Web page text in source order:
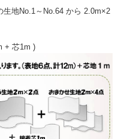
生地No.1～No.64 から 2.0m×2
+ 芯1m )